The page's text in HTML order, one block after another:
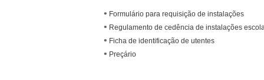
• Formulário para requisição de instalações
• Regulamento de cedência de instalações
• Ficha de identificação de utentes
• Preçário